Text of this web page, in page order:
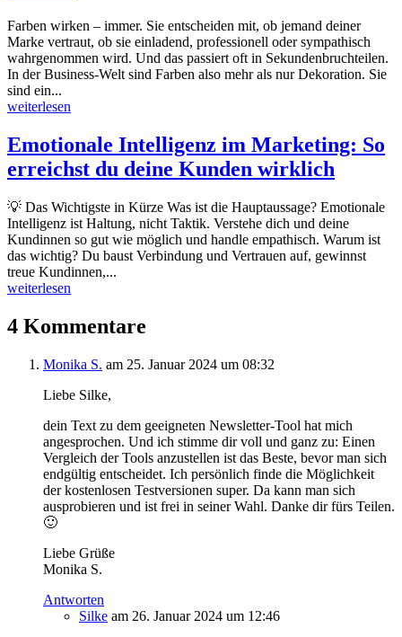
Farben wirken – immer. Sie entscheiden mit, ob jemand deiner
Marke vertraut, ob sie einladend, professionell oder sympathisch
wahrgenommen wird. Und das passiert oft in Sekundenbruchteilen.
In der Business-Welt sind Farben also mehr als nur Dekoration. Sie
sind ein...
weiterlesen
Emotionale Intelligenz im Marketing: So
erreichst du deine Kunden wirklich
💡 Das Wichtigste in Kürze Was ist die Hauptaussage? Emotionale
Intelligenz ist Haltung, nicht Taktik. Verstehe dich und deine
Kundinnen so gut wie möglich und handle empathisch. Warum ist
das wichtig? Du baust Verbindung und Vertrauen auf, gewinnst
treue Kundinnen,...
weiterlesen
4 Kommentare
Monika S. am 25. Januar 2024 um 08:32
Liebe Silke,
dein Text zu dem geeigneten Newsletter-Tool hat mich
angesprochen. Und ich stimme dir voll und ganz zu: Einen
Vergleich der Tools anzustellen ist das Beste, bevor man sich
endgültig entscheidet. Ich persönlich finde die Möglichkeit
der kostenlosen Testversionen super. Da kann man sich
ausprobieren und ist frei in seiner Wahl. Danke dir fürs Teilen.
🙂
Liebe Grüße
Monika S.
Antworten
Silke am 26. Januar 2024 um 12:46